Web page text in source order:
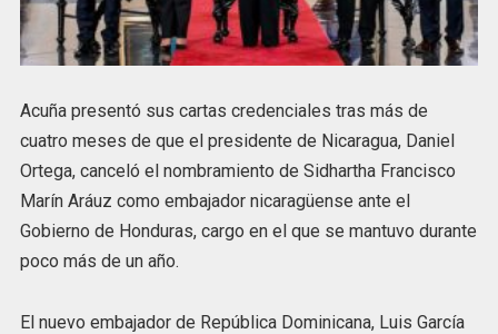
Acuña presentó sus cartas credenciales tras más de
cuatro meses de que el presidente de Nicaragua, Daniel
Ortega, canceló el nombramiento de Sidhartha Francisco
Marín Aráuz como embajador nicaragüense ante el
Gobierno de Honduras, cargo en el que se mantuvo durante
poco más de un año.
El nuevo embajador de República Dominicana, Luis García